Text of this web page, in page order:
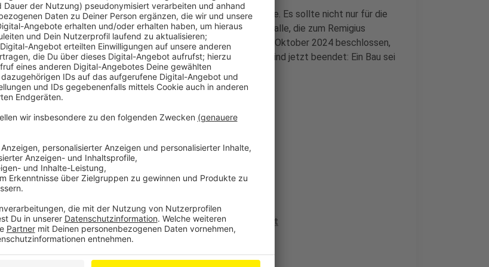
Geplant war ein Parkhaus auf dem Parkplatz an der Gerichtsstraße. Es sollte nicht nur für die
Besucher des Amtsgerichts sein, sondern auch für Anwohner und alle, die zum Remigius
Krankenhaus oder in die Innenstadt wollen. Der Stadtrat hatte im Oktober 2024 beschlossen,
dazu Gespräche mit den Beteiligten zu führen. Diese Gespräche sind jetzt beendet: Ein Bau sei
aktuell nicht möglich.
Anzeige
Anzeige
Offener Brief zu Martinszügen in Leverkusen: Hebbel reagiert
Immer mehr Müllaufkommen in Leverkusen